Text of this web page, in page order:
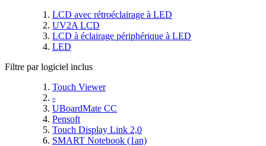
LCD avec rétroéclairage à LED
UV2A LCD
LCD à éclairage périphérique à LED
LED
Filtre par logiciel inclus
Touch Viewer
-
UBoardMate CC
Pensoft
Touch Display Link 2,0
SMART Notebook (1an)